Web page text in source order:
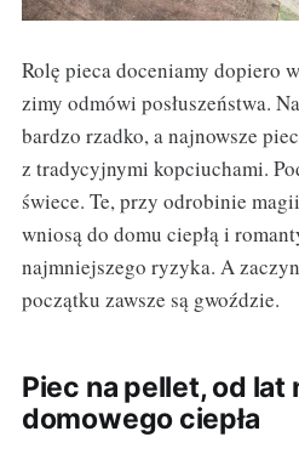
Rolę pieca doceniamy dopiero
zimy odmówi posłuszeństwa.
bardzo rzadko, a najnowsze
z tradycyjnymi kopciuchami.
świece. Te, przy odrobinie
wniosą do domu ciepłą i
najmniejszego ryzyka. A
początku zawsze są gwoździe.
Piec na pellet, od lat
domowego ciepła